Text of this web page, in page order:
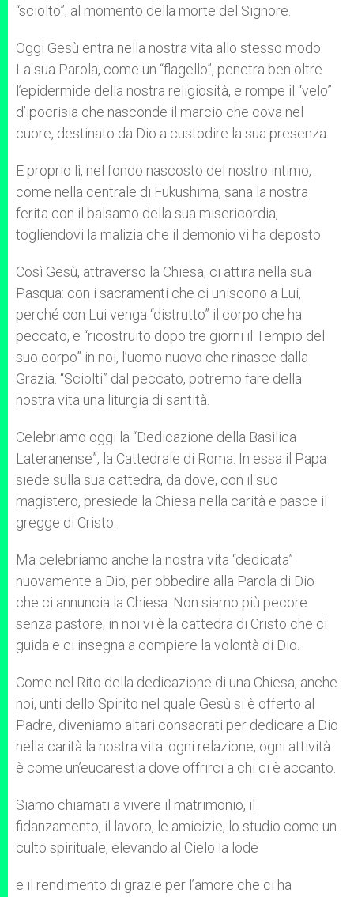
“sciolto”, al momento della morte del Signore.
Oggi Gesù entra nella nostra vita allo stesso modo.
La sua Parola, come un “flagello”, penetra ben oltre
l’epidermide della nostra religiosità, e rompe il “velo”
d’ipocrisia che nasconde il marcio che cova nel
cuore, destinato da Dio a custodire la sua presenza.
E proprio lì, nel fondo nascosto del nostro intimo,
come nella centrale di Fukushima, sana la nostra
ferita con il balsamo della sua misericordia,
togliendovi la malizia che il demonio vi ha deposto.
Così Gesù, attraverso la Chiesa, ci attira nella sua
Pasqua: con i sacramenti che ci uniscono a Lui,
perché con Lui venga “distrutto” il corpo che ha
peccato, e “ricostruito dopo tre giorni il Tempio del
suo corpo” in noi, l’uomo nuovo che rinasce dalla
Grazia. “Sciolti” dal peccato, potremo fare della
nostra vita una liturgia di santità.
Celebriamo oggi la “Dedicazione della Basilica
Lateranense”, la Cattedrale di Roma. In essa il Papa
siede sulla sua cattedra, da dove, con il suo
magistero, presiede la Chiesa nella carità e pasce il
gregge di Cristo.
Ma celebriamo anche la nostra vita “dedicata”
nuovamente a Dio, per obbedire alla Parola di Dio
che ci annuncia la Chiesa. Non siamo più pecore
senza pastore, in noi vi è la cattedra di Cristo che ci
guida e ci insegna a compiere la volontà di Dio.
Come nel Rito della dedicazione di una Chiesa, anche
noi, unti dello Spirito nel quale Gesù si è offerto al
Padre, diveniamo altari consacrati per dedicare a Dio
nella carità la nostra vita: ogni relazione, ogni attività
è come un’eucarestia dove offrirci a chi ci è accanto.
Siamo chiamati a vivere il matrimonio, il
fidanzamento, il lavoro, le amicizie, lo studio come un
culto spirituale, elevando al Cielo la lode
e il rendimento di grazie per l’amore che ci ha